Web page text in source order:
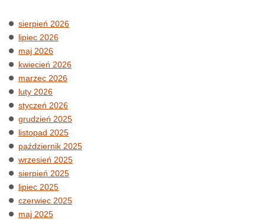
sierpień 2026
lipiec 2026
maj 2026
kwiecień 2026
marzec 2026
luty 2026
styczeń 2026
grudzień 2025
listopad 2025
październik 2025
wrzesień 2025
sierpień 2025
lipiec 2025
czerwiec 2025
maj 2025